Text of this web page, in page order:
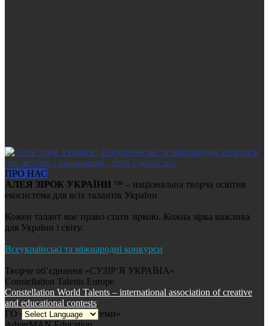
ПРО НАС
АЛЕЯ ЗІРОК УКРАЇНИ ™ – національна творча освітня
екосистема для всіх талантів України
Кожен талант має право стати зіркою. Кожна зірка важлива
для України і світу.
Всеукраїнські та міжнародні конкурси
Творче об’єднання «СУЗІР’Я УКРАЇНА»
Constellation Talents Europe
Constellation World Talents – international association of creative
and educational contests
ГО «Креативні екосистеми»